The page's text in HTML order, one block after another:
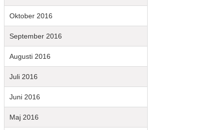
Oktober 2016
September 2016
Augusti 2016
Juli 2016
Juni 2016
Maj 2016